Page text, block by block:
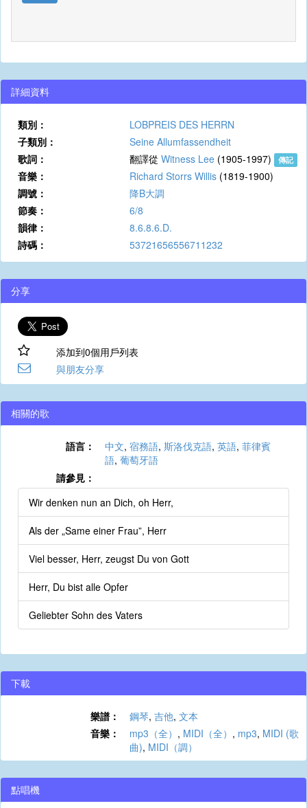
詳細資料
類別：
LOBPREIS DES HERRN
子類別：
Seine Allumfassendheit
歌詞：
翻譯從 Witness Lee (1905-1997) 傳記
音樂： Richard Storrs Willis (1819-1900)
調號：
降B大調
節奏：
6/8
韻律：
8.6.8.6.D.
詩碼：
53721656556711232
分享
添加到0個用戶列表
與朋友分享
相關的歌
語言： 中文, 宿務語, 斯洛伐克語, 英語, 菲律賓
語, 葡萄牙語
請參見：
Wir denken nun an Dich, oh Herr,
Als der „Same einer Frau”, Herr
Viel besser, Herr, zeugst Du von Gott
Herr, Du bist alle Opfer
Geliebter Sohn des Vaters
下載
樂譜： 鋼琴, 吉他, 文本
音樂：
mp3（全） , MIDI（全） , mp3, MIDI (歌
曲), MIDI（調）
點唱機